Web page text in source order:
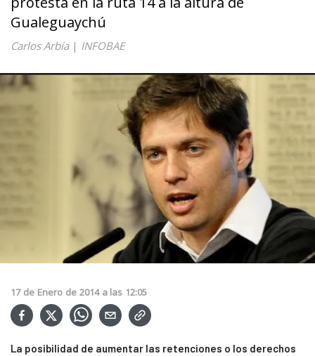
Gualeguaychú
Carlos Arbía| INFOBAE
17 de Enero de 2014 a las 12:05
La posibilidad de aumentar las retenciones o los derechos